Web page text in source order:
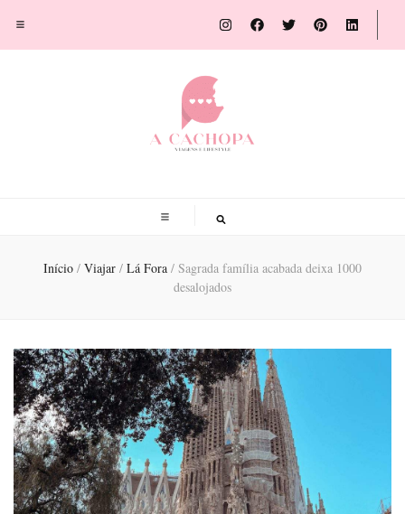
Início / Viajar / Lá Fora / Sagrada família acabada deixa 1000
desalojados